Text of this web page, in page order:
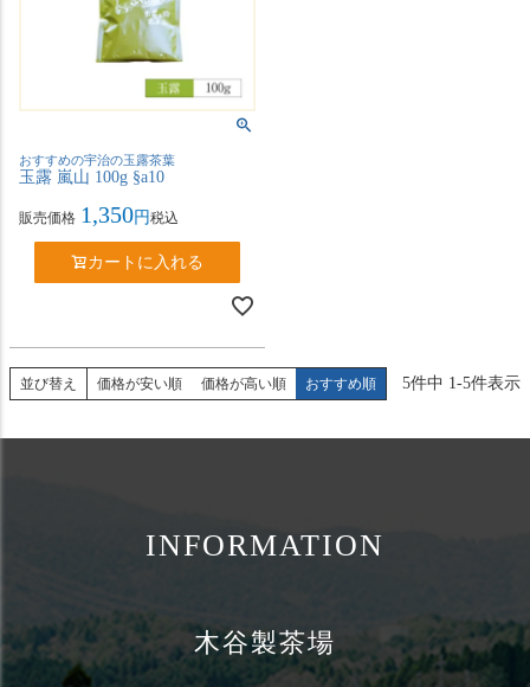
おすすめの宇治の玉露茶葉
玉露 嵐山 100g §a10
販売価格 1,350 税込
カートに入れる
並び替え 価格が安い順 価格が高い順 おすすめ順 5件中 1-5件表示
INFORMATION
木谷製茶場